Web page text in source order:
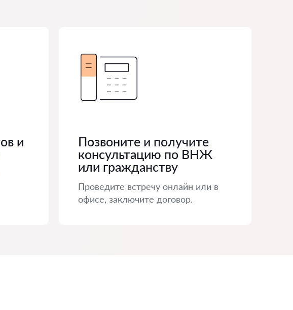
и
Позвоните и получите
консультацию по ВНЖ
или гражданству
Проведите встречу онлайн или в
офисе, заключите договор.